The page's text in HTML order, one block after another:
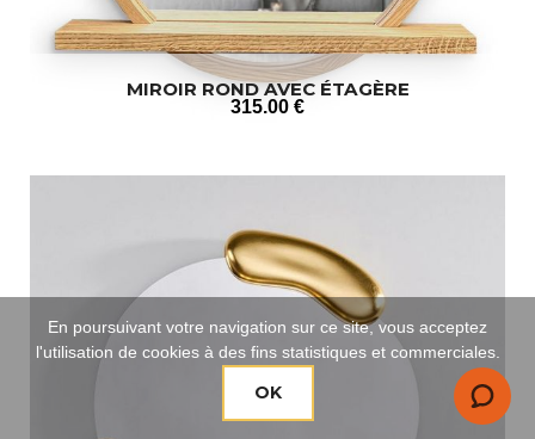
MIROIR ROND AVEC ÉTAGÈRE
315.00 €
En poursuivant votre navigation sur ce site, vous acceptez
l'utilisation de cookies à des fins statistiques et commerciales.
OK